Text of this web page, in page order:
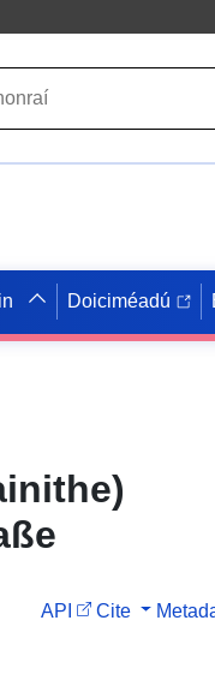
Doiciméadú
API Cite